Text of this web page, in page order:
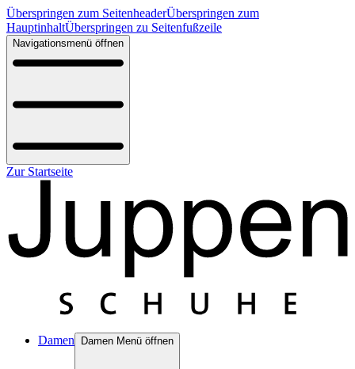
Überspringen zum SeitenheaderÜberspringen zum
HauptinhaltÜberspringen zu Seitenfußzeile
Navigationsmenü öffnen
Zur Startseite
Damen Damen Menü öffnen